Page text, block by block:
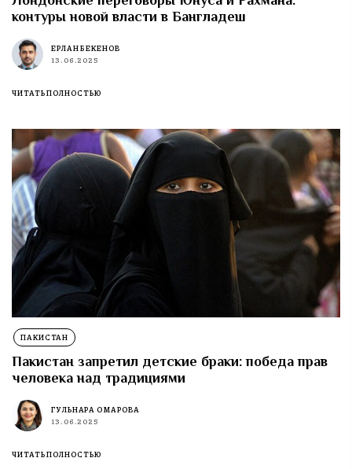
контуры новой власти в Бангладеш
ЕРЛАН БЕКЕНОВ
13.06.2025
ЧИТАТЬ ПОЛНОСТЬЮ
ПАКИСТАН
Пакистан запретил детские браки: победа прав
человека над традициями
ГУЛЬНАРА ОМАРОВА
13.06.2025
ЧИТАТЬ ПОЛНОСТЬЮ